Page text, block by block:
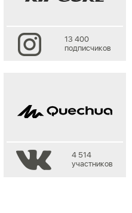
13 400
подписчиков
4 514
участников